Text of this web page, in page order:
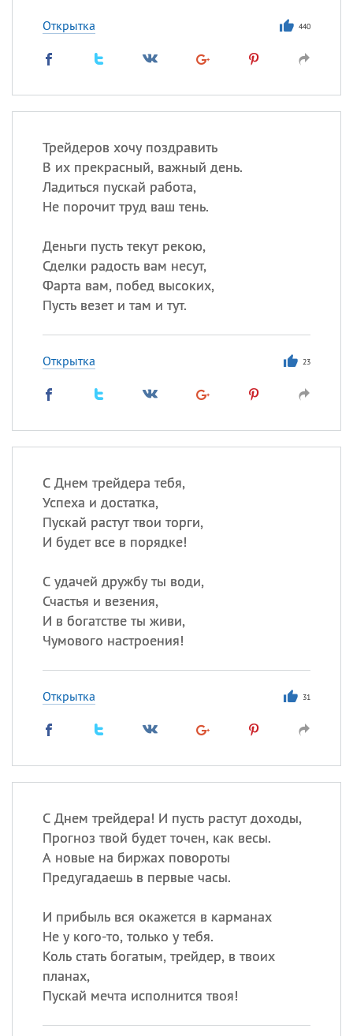
Открытка 440
Трейдеров хочу поздравить
В их прекрасный, важный день.
Ладиться пускай работа,
Не порочит труд ваш тень.
Деньги пусть текут рекою,
Сделки радость вам несут,
Фарта вам, побед высоких,
Пусть везет и там и тут.
Открытка 23
С Днем трейдера тебя,
Успеха и достатка,
Пускай растут твои торги,
И будет все в порядке!
С удачей дружбу ты води,
Счастья и везения,
И в богатстве ты живи,
Чумового настроения!
Открытка 31
С Днем трейдера! И пусть растут доходы,
Прогноз твой будет точен, как весы.
А новые на биржах повороты
Предугадаешь в первые часы.
И прибыль вся окажется в карманах
Не у кого-то, только у тебя.
Коль стать богатым, трейдер, в твоих
планах,
Пускай мечта исполнится твоя!